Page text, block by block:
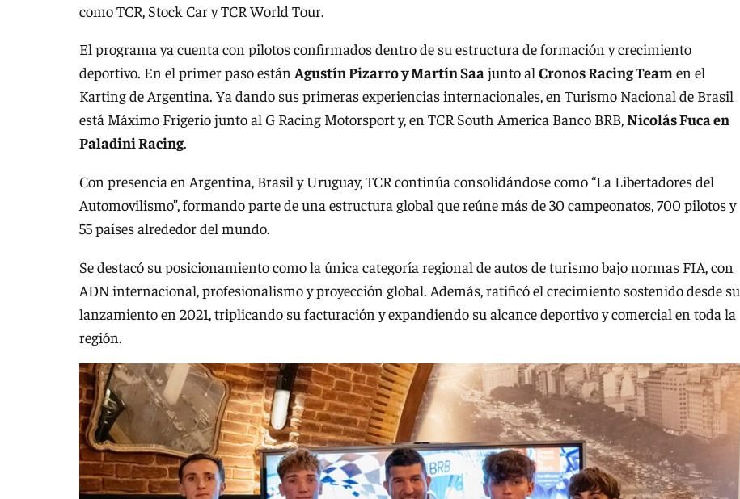
como TCR, Stock Car y TCR World Tour.
El programa ya cuenta con pilotos confirmados dentro de su estructura de formación y crecimiento
deportivo. En el primer paso están Agustín Pizarro y Martín Saajunto al Cronos Racing Team en el
Karting de Argentina. Ya dando sus primeras experiencias internacionales, en Turismo Nacional de Brasil
está Máximo Frigerio junto al G Racing Motorsport y, en TCR South America Banco BRB, Nicolás Fuca en
Paladini Racing.
Con presencia en Argentina, Brasil y Uruguay, TCR continúa consolidándose como “La Libertadores del
Automovilismo”, formando parte de una estructura global que reúne más de 30 campeonatos, 700 pilotos y
55 países alrededor del mundo.
Se destacó su posicionamiento como la única categoría regional de autos de turismo bajo normas FIA, con
ADN internacional, profesionalismo y proyección global. Además, ratificó el crecimiento sostenido desde su
lanzamiento en 2021, triplicando su facturación y expandiendo su alcance deportivo y comercial en toda la
región.